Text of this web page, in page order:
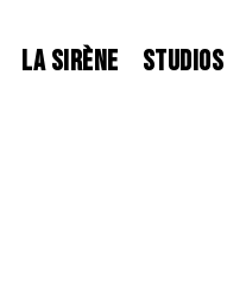
LA SIRÈNE STUDIOS